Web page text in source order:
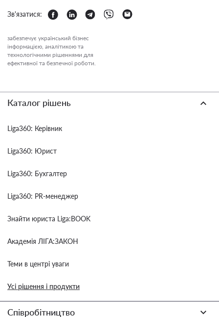
Зв'язатися:
забезпечує український бізнес
інформацією, аналітикою та
технологічними рішеннями для
ефективної та безпечної роботи.
Каталог рішень
Liga360: Керівник
Liga360: Юрист
Liga360: Бухгалтер
Liga360: PR-менеджер
Знайти юриста Liga:BOOK
Академія ЛІГА:ЗАКОН
Теми в центрі уваги
Усі рішення і продукти
Співробітництво